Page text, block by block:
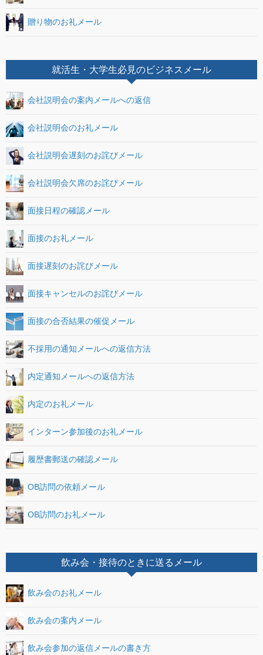
贈り物のお礼メール
就活生・大学生必見のビジネスメール
会社説明会の案内メールへの返信
会社説明会のお礼メール
会社説明会遅刻のお詫びメール
会社説明会欠席のお詫びメール
面接日程の確認メール
面接のお礼メール
面接遅刻のお詫びメール
面接キャンセルのお詫びメール
面接の合否結果の催促メール
不採用の通知メールへの返信方法
内定通知メールへの返信方法
内定のお礼メール
インターン参加後のお礼メール
履歴書郵送の確認メール
OB訪問の依頼メール
OB訪問のお礼メール
飲み会・接待のときに送るメール
飲み会のお礼メール
飲み会の案内メール
飲み会参加の返信メールの書き方